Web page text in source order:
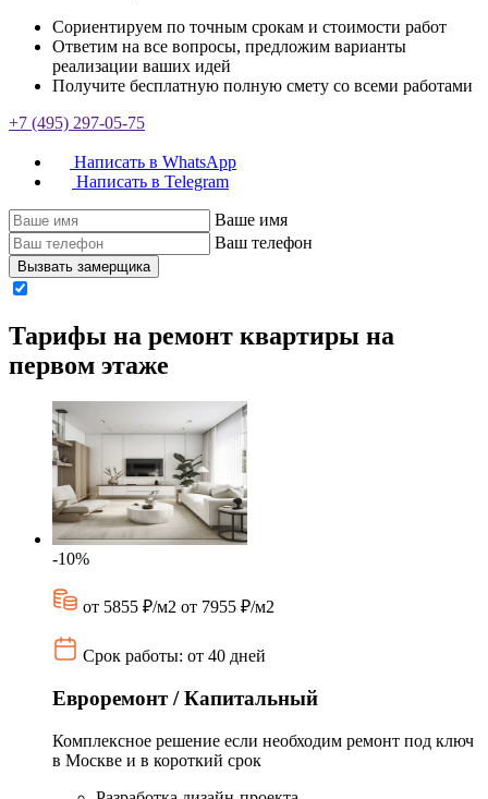
Сориентируем по точным срокам и стоимости работ
Ответим на все вопросы, предложим варианты
реализации ваших идей
Получите бесплатную полную смету со всеми работами
+7 (495) 297-05-75
Написать в WhatsApp
Написать в Telegram
Ваше имя
Ваш телефон
Вызвать замерщика
Тарифы на ремонт квартиры на
первом этаже
-10%
от 5855 ₽/м2 от 7955 ₽/м2
Срок работы: от 40 дней
Евроремонт / Капитальный
Комплексное решение если необходим ремонт под ключ
в Москве и в короткий срок